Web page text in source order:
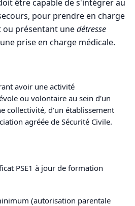
être capable de s'intégrer au
pour prendre en charge
ou présentant unedétresse
prise en charge médicale.
avoir une activité
ou volontaire au sein d'un
collectivité, d'un établissement
agréée de Sécurité Civile.
PSE1 à jour de formation
(autorisation parentale